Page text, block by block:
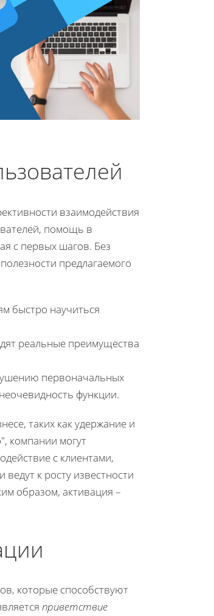
взаимодействия
помощь в
с первых шагов. Без
предлагаемого
быстро научиться
реальные преимущества
первоначальных
функции.
таких как удержание и
компании могут
с клиентами,
к росту известности
образом, активация –
которые способствуют
приветствие